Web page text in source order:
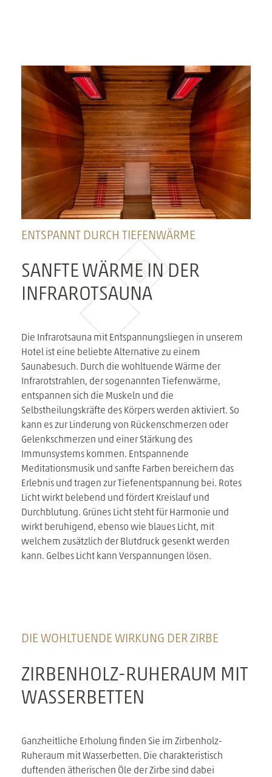
ENTSPANNT DURCH TIEFENWÄRME
SANFTE WÄRME IN DER
INFRAROTSAUNA
Die Infrarotsauna mit Entspannungsliegen in unserem
Hotel ist eine beliebte Alternative zu einem
Saunabesuch. Durch die wohltuende Wärme der
Infrarotstrahlen, der sogenannten Tiefenwärme,
entspannen sich die Muskeln und die
Selbstheilungskräfte des Körpers werden aktiviert. So
kann es zur Linderung von Rückenschmerzen oder
Gelenkschmerzen und einer Stärkung des
Immunsystems kommen. Entspannende
Meditationsmusik und sanfte Farben bereichern das
Erlebnis und tragen zur Tiefenentspannung bei. Rotes
Licht wirkt belebend und fördert Kreislauf und
Durchblutung. Grünes Licht steht für Harmonie und
wirkt beruhigend, ebenso wie blaues Licht, mit
welchem zusätzlich der Blutdruck gesenkt werden
kann. Gelbes Licht kann Verspannungen lösen.
DIE WOHLTUENDE WIRKUNG DER ZIRBE
ZIRBENHOLZ-RUHERAUM MIT
WASSERBETTEN
Ganzheitliche Erholung finden Sie im Zirbenholz-
Ruheraum mit Wasserbetten. Die charakteristisch
duftenden ätherischen Öle der Zirbe sind dabei